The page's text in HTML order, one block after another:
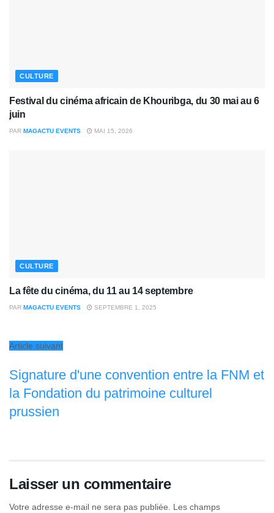
CULTURE
Festival du cinéma africain de Khouribga, du 30 mai au 6
juin
PAR MAGACTU EVENTS MAI 15, 2026
CULTURE
La fête du cinéma, du 11 au 14 septembre
PAR MAGACTU EVENTS SEPTEMBRE 1, 2025
Article suivant
Signature d'une convention entre la FNM et
la Fondation du patrimoine culturel
prussien
Laisser un commentaire
Votre adresse e-mail ne sera pas publiée.
Les champs